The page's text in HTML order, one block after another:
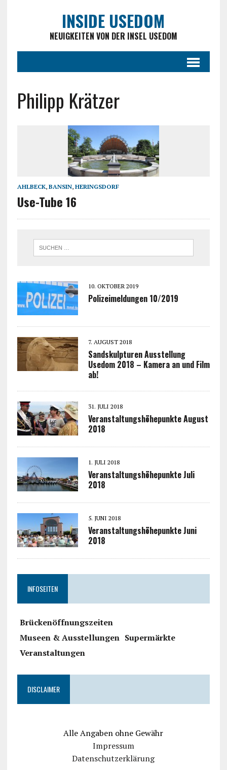
INSIDE USEDOM
NEUIGKEITEN VON DER INSEL USEDOM
Philipp Krätzer
AHLBECK, BANSIN, HERINGSDORF
Use-Tube 16
10. OKTOBER 2019
Polizeimeldungen 10/2019
7. AUGUST 2018
Sandskulpturen Ausstellung
Usedom 2018 – Kamera an und Film
ab!
31. JULI 2018
Veranstaltungshöhepunkte August
2018
1. JULI 2018
Veranstaltungshöhepunkte Juli
2018
5. JUNI 2018
Veranstaltungshöhepunkte Juni
2018
INFOSEITEN
Brückenöffnungszeiten
Museen & Ausstellungen Supermärkte
Veranstaltungen
DISCLAIMER
Alle Angaben ohne Gewähr
Impressum
Datenschutzerklärung